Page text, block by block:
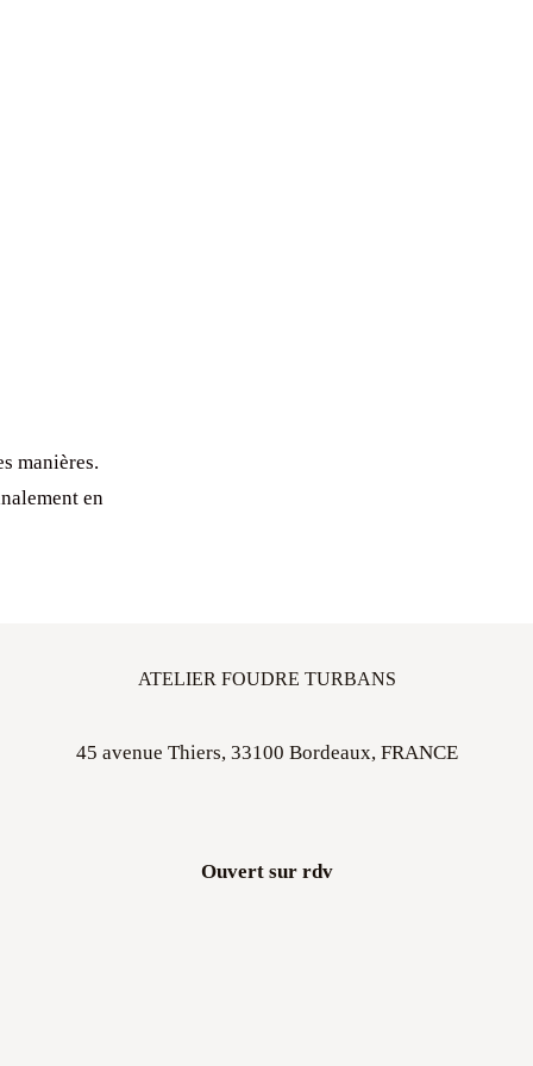
manières.
en
ATELIER FOUDRE TURBANS
45 avenue Thiers, 33100 Bordeaux, FRANCE
Ouvert sur rdv